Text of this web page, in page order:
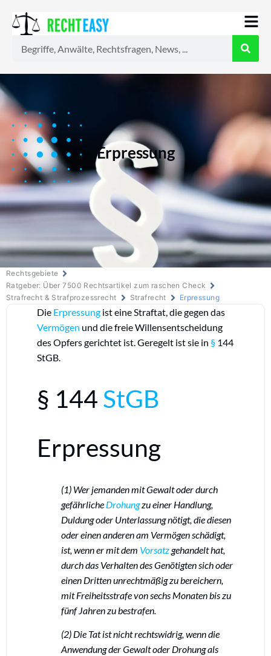
Erpressung
Rechtsgebiete
Ratgeber: Über 7500 Rechtsartikel zum raschen Check
Strafrecht & Strafprozessrecht
Strafrecht Erpressung
Die Erpressung ist eine Straftat, die gegen das
Vermögen und die freie Willensentscheidung
des Opfers gerichtet ist. Geregelt ist sie in § 144
StGB.
§ 144 StGB
Erpressung
(1) Wer jemanden mit Gewalt oder durch
gefährliche Drohungzu einer Handlung,
Duldung oder Unterlassung nötigt, die diesen
oder einen anderen am Vermögen schädigt,
ist, wenn er mit dem Vorsatzgehandelt hat,
durch das Verhalten des Genötigten sich oder
einen Dritten unrechtmäßig zu bereichern,
mit Freiheitsstrafe von sechs Monaten bis zu
fünf Jahren zu bestrafen.
(2) Die Tat ist nicht rechtswidrig, wenn die
Anwendung der Gewalt oder Drohung als